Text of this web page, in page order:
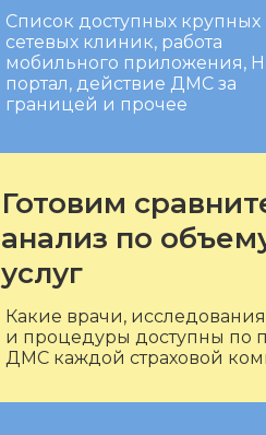
Список доступных крупных
сетевых клиник, работа
мобильного приложения,
портал, действие ДМС за
границей и прочее
Готовим
анализ по
услуг
Какие врачи, исследования
и процедуры доступны по
ДМС каждой страховой